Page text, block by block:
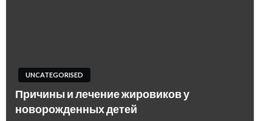
UNCATEGORISED
Причины и лечение жировиков у
новорожденных детей